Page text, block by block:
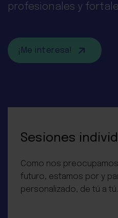
profesionales y
¡Me interesa!
Sesiones
Como nos
futuro, estamos por y
personalizado, de tú a tú.